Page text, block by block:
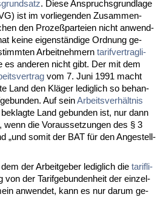
. Die­se An­spruchs­grund­la­ge
ist im vor­lie­gen­den Zu­sam­men­
den Pro­zeßpar­tei­en nicht an­wend­
kei­ne ei­genständi­ge Ord­nung ge­
Ar­beit­neh­mern ta­rif­ver­trag­li­
es an­de­ren nicht gibt. Der mit dem
vom 7. Ju­ni 1991 macht
Land den Kläger le­dig­lich so be­han­
Auf seinAr­beits­verhält­nis
Land ge­bun­den ist, nur dann
wenn die Vor­aus­set­zun­gen des § 3
„und so­mit der BAT für den An­ge­stell­
der Ar­beit­ge­ber le­dig­lich die ta­rif­li­
von der Ta­rif­ge­bun­den­heit der ein­zel­
an­wen­det, kann es nur dar­um ge­